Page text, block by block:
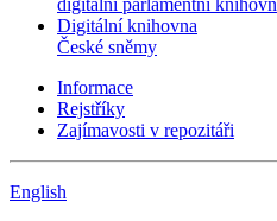
digitální parlamentní
Digitální knihovna
České sněmy
Informace
Rejstříky
Zajímavosti v repozitáři
English